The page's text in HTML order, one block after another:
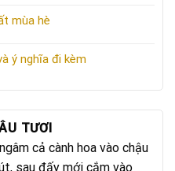
mùa hè
ý nghĩa đi kèm
TƯƠI
cả cành hoa vào chậu
sau đấy mới cắm vào